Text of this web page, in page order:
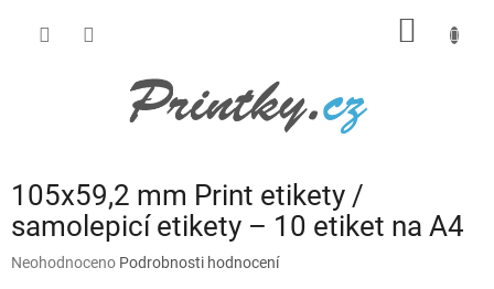
105x59,2 mm Print etikety /
samolepicí etikety – 10 etiket na A4
Průměrné
Neohodnoceno Podrobnosti hodnocení